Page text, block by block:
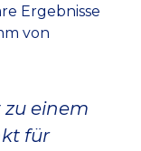
Ergebnisse
von
einem
für